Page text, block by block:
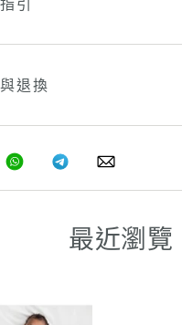
退換
分
享
WHATSAPPTELEGRAM
分
享
WHATSAPP
最近瀏覽